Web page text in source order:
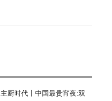
主厨时代丨中国最贵宵夜:双